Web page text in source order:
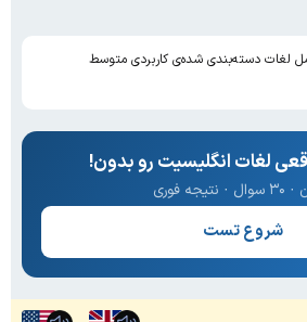
لغات دسته‌بندی شده‌ی کاربردی متوسط
لغات انگلیسیت رو بدون!
فوری
شروع تست